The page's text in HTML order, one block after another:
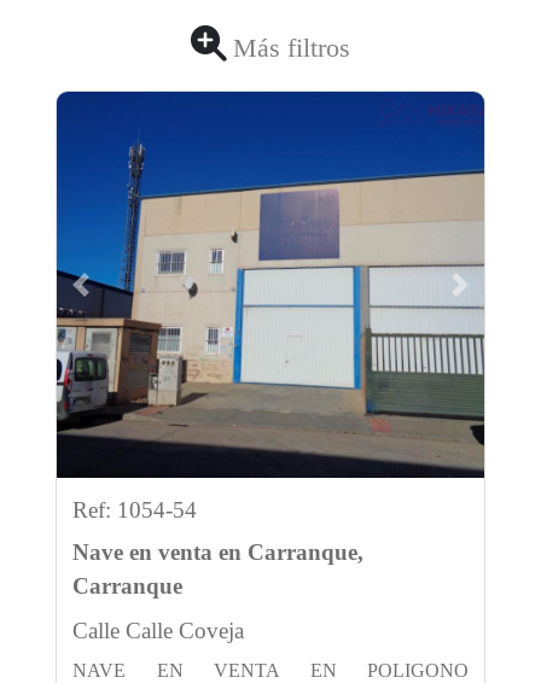
Más filtros
Previous Next
Ref: 1054-54
Nave en venta en Carranque,
Carranque
Calle Calle Coveja
NAVE EN VENTA EN POLIGONO